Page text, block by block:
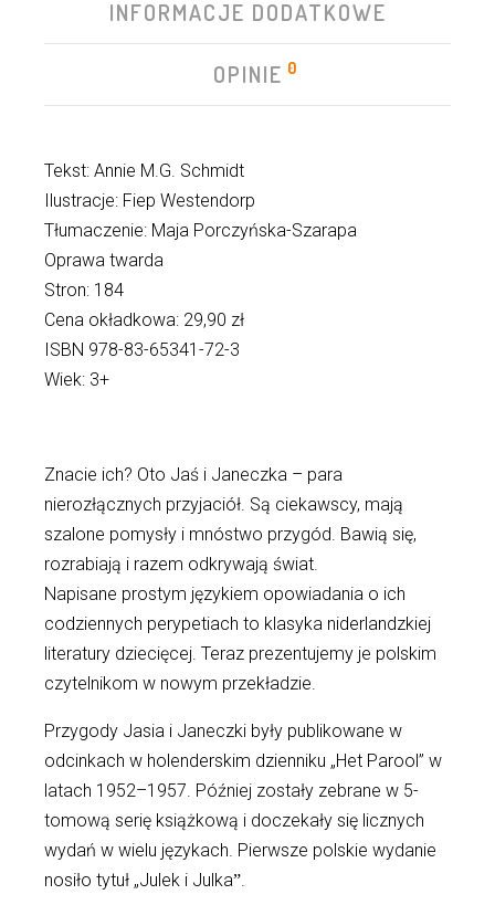
INFORMACJE DODATKOWE
OPINIE 0
Tekst: Annie M.G. Schmidt
Ilustracje: Fiep Westendorp
Tłumaczenie: Maja Porczyńska-Szarapa
Oprawa twarda
Stron: 184
Cena okładkowa: 29,90 zł
ISBN 978-83-65341-72-3
Wiek: 3+
Znacie ich? Oto Jaś i Janeczka – para
nierozłącznych przyjaciół. Są ciekawscy, mają
szalone pomysły i mnóstwo przygód. Bawią się,
rozrabiają i razem odkrywają świat.
Napisane prostym językiem opowiadania o ich
codziennych perypetiach to klasyka niderlandzkiej
literatury dziecięcej. Teraz prezentujemy je polskim
czytelnikom w nowym przekładzie.
Przygody Jasia i Janeczki były publikowane w
odcinkach w holenderskim dzienniku „Het Parool” w
latach 1952–1957. Później zostały zebrane w 5-
tomową serię książkową i doczekały się licznych
wydań w wielu językach. Pierwsze polskie wydanie
nosiło tytuł „Julek i Julkaˮ.